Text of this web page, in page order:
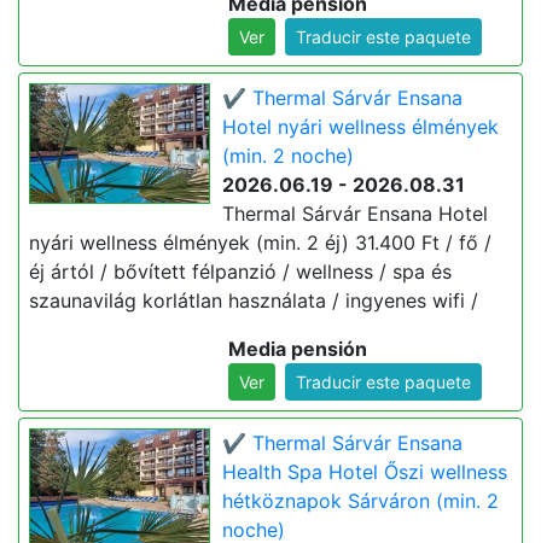
Ver Traducir este paquete
✔️ Thermal Sárvár Ensana
Hotel nyári wellness élmények
(min. 2 noche)
2026.06.19 - 2026.08.31
Thermal Sárvár Ensana Hotel
nyári wellness élmények (min. 2 éj) 31.400 Ft / fő /
éj ártól / bővített félpanzió / wellness / spa és
szaunavilág korlátlan használata / ingyenes wifi /
Media pensión
Ver Traducir este paquete
✔️ Thermal Sárvár Ensana
Health Spa Hotel Őszi wellness
hétköznapok Sárváron (min. 2
noche)